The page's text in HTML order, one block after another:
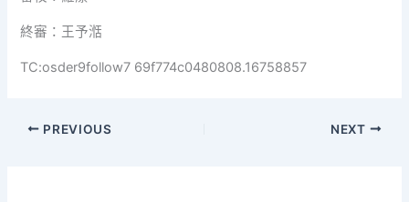
終審：王予湉
TC:osder9follow7 69f774c0480808.16758857
PREVIOUS NEXT